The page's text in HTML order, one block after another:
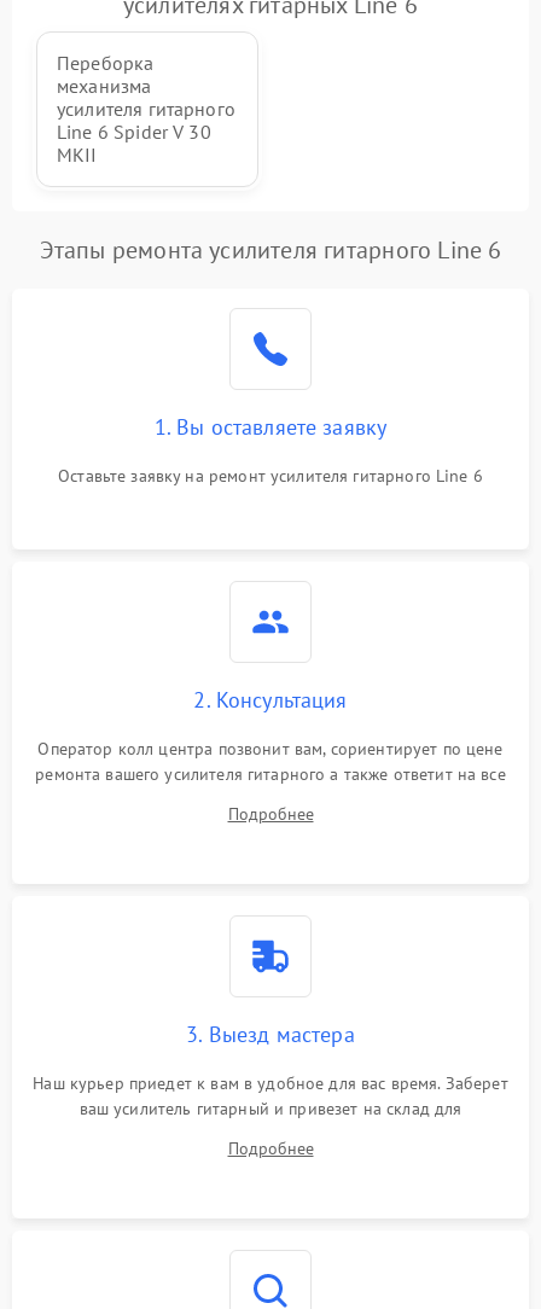
платы
Неисправность кнопок
управления
Переборка
механизма
усилителя гитарного
Line 6 Spider V 30
MKII
Этапы ремонта усилителя гитарного Line 6
1. Вы оставляете заявку
Оставьте заявку на ремонт усилителя гитарного Line 6
2. Консультация
Оператор колл центра позвонит вам, сориентирует по цене
ремонта вашего усилителя гитарного а также ответит на все
Подробнее
3. Выезд мастера
Наш курьер приедет к вам в удобное для вас время. Заберет
ваш усилитель гитарный и привезет на склад для
Подробнее